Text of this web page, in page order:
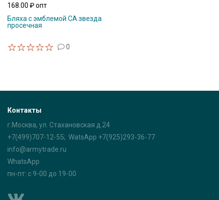
168.00 ₽ опт
Бляха с эмблемой СА звезда
просечная
0
Контакты
г.Москва, ул. Стахановская д.24
+7(499)707-12-55; WatsApp +7(925)293-36-77
info@armytrade.ru
WhatsApp
пн-пт: с 9-00 до 19-00